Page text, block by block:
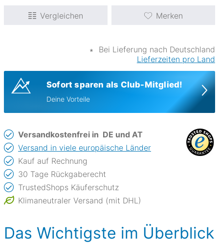
Vergleichen Merken
∗
Bei Lieferung nach Deutschland
Lieferzeiten pro Land
Sofort sparen als Club-Mitglied!
Deine Vorteile
Versandkostenfrei in DE und AT
Versand in viele europäische Länder
Kauf auf Rechnung
30 Tage Rückgaberecht
TrustedShops Käuferschutz
Klimaneutraler Versand (mit DHL)
Das Wichtigste im Überblick